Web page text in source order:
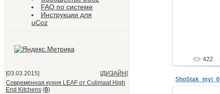
FAQ по системе
Инструкции для
uCoz
[03.03.2015] [ДИЗАЙН]
Современная кухня LEAF от Culimaat High
End Kitchens (0)
422